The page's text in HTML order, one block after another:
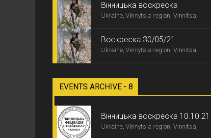
Вінницька воскреска
Ukraine, Vinnytsia region, Vinnitsa,
Воскреска 30/05/21
Ukraine, Vinnytsia region, Vinnitsa,
EVENTS ARCHIVE - 8
Вінницька воскреска 10.10.21
Ukraine, Vinnytsia region, Vinnitsa,